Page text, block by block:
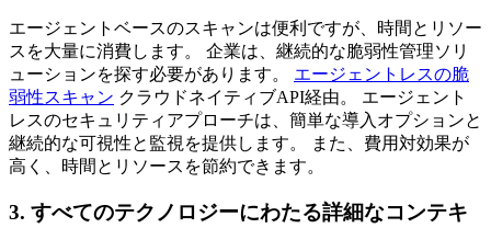
エージェントベースのスキャンは便利ですが、時間とリソー
スを大量に消費します。 企業は、継続的な脆弱性管理ソリ
ューションを探す必要があります。 エージェントレスの脆
弱性スキャン クラウドネイティブAPI経由。 エージェント
レスのセキュリティアプローチは、簡単な導入オプションと
継続的な可視性と監視を提供します。 また、費用対効果が
高く、時間とリソースを節約できます。
3. すべてのテクノロジーにわたる詳細なコンテキ